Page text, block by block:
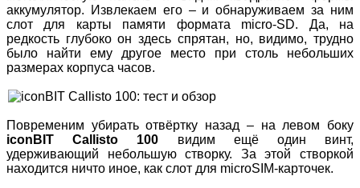
аккумулятор. Извлекаем его – и обнаруживаем за ним
слот для карты памяти формата micro-SD. Да, на
редкость глубоко он здесь спрятан, но, видимо, трудно
было найти ему другое место при столь небольших
размерах корпуса часов.
Повременим убирать отвёртку назад – на левом боку
iconBIT Callisto 100 видим ещё один винт,
удерживающий небольшую створку. За этой створкой
находится ничто иное, как слот для microSIM-карточек.